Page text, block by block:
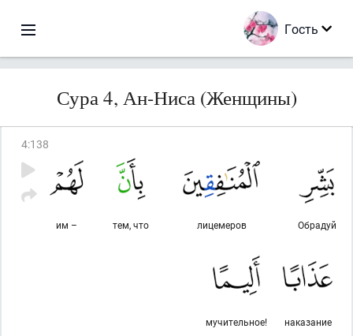
Гость
Сура 4, Ан-Ниса (Женщины)
4:138
Обрадуй
лицемеров
тем, что
им –
наказание
мучительное!